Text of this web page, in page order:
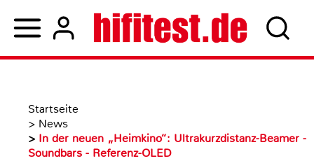
Startseite
> News
> In der neuen „Heimkino“: Ultrakurzdistanz-Beamer -
Soundbars - Referenz-OLED